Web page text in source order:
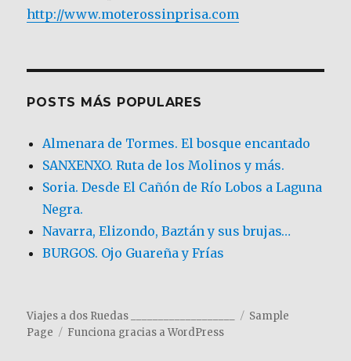
http://www.moterossinprisa.com
POSTS MÁS POPULARES
Almenara de Tormes. El bosque encantado
SANXENXO. Ruta de los Molinos y más.
Soria. Desde El Cañón de Río Lobos a Laguna
Negra.
Navarra, Elizondo, Baztán y sus brujas…
BURGOS. Ojo Guareña y Frías
Viajes a dos Ruedas ___________________
Sample
Page
Funciona gracias a WordPress